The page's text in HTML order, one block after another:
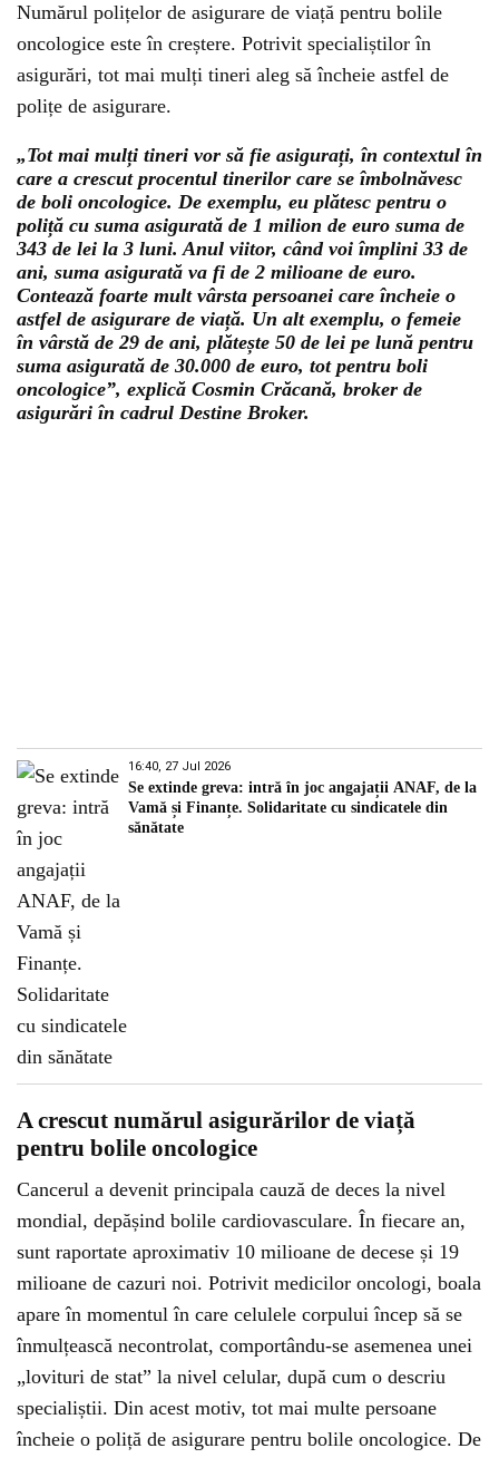
Numărul polițelor de asigurare de viață pentru bolile
oncologice este în creștere. Potrivit specialiștilor în
asigurări, tot mai mulți tineri aleg să încheie astfel de
polițe de asigurare.
„Tot mai mulți tineri vor să fie asigurați, în contextul în
care a crescut procentul tinerilor care se îmbolnăvesc
de boli oncologice. De exemplu, eu plătesc pentru o
poliță cu suma asigurată de 1 milion de euro suma de
343 de lei la 3 luni. Anul viitor, când voi împlini 33 de
ani, suma asigurată va fi de 2 milioane de euro.
Contează foarte mult vârsta persoanei care încheie o
astfel de asigurare de viață. Un alt exemplu, o femeie
în vârstă de 29 de ani, plătește 50 de lei pe lună pentru
suma asigurată de 30.000 de euro, tot pentru boli
oncologice”, explică Cosmin Crăcană, broker de
asigurări în cadrul Destine Broker.
16:40, 27 Jul 2026
Se extinde greva: intră în joc angajații ANAF, de la
Vamă și Finanțe. Solidaritate cu sindicatele din
sănătate
A crescut numărul asigurărilor de viață
pentru bolile oncologice
Cancerul a devenit principala cauză de deces la nivel
mondial, depășind bolile cardiovasculare. În fiecare an,
sunt raportate aproximativ 10 milioane de decese și 19
milioane de cazuri noi. Potrivit medicilor oncologi, boala
apare în momentul în care celulele corpului încep să se
înmulțească necontrolat, comportându-se asemenea unei
„lovituri de stat” la nivel celular, după cum o descriu
specialiștii. Din acest motiv, tot mai multe persoane
încheie o poliță de asigurare pentru bolile oncologice. De